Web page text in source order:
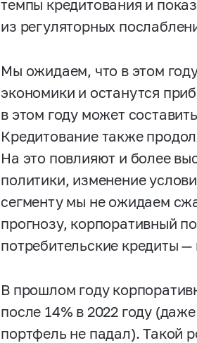
темпы кредитования и
из регуляторных
Мы ожидаем, что в этом
экономики и останутся
в этом году может составить
Кредитование также
На это повлияют и более
политики, изменение
сегменту мы не ожидаем
прогнозу, корпоративный
потребительские кредиты
В прошлом году
после 14% в 2022 году
портфель не падал). Такой